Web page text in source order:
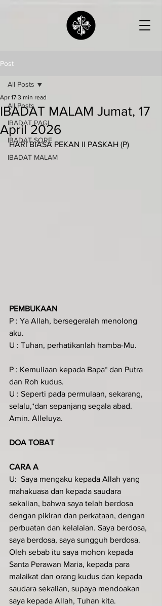
Post
All Posts
IBADAT PAGI
IBADAT SORE
IBADAT MALAM
All Posts
IBADAT MALAM Jumat, 17
April 2026
Apr 17 3 min read
HARI BIASA PEKAN II PASKAH (P)
PEMBUKAAN
P : Ya Allah, bersegeralah menolong
aku.
U : Tuhan, perhatikanlah hamba-Mu.
P : Kemuliaan kepada Bapa* dan Putra
dan Roh kudus.
U : Seperti pada permulaan, sekarang,
selalu,*dan sepanjang segala abad.
Amin. Alleluya.
DOA TOBAT
CARA A
U:  Saya mengaku kepada Allah yang
mahakuasa dan kepada saudara
sekalian, bahwa saya telah berdosa
dengan pikiran dan perkataan, dengan
perbuatan dan kelalaian. Saya berdosa,
saya berdosa, saya sungguh berdosa.
Oleh sebab itu saya mohon kepada
Santa Perawan Maria, kepada para
malaikat dan orang kudus dan kepada
saudara sekalian, supaya mendoakan
saya kepada Allah, Tuhan kita.